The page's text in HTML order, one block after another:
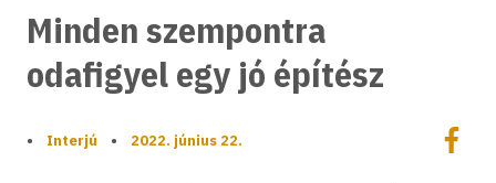
Minden szempontra
odafigyel egy jó építész
• Interjú • 2022. június 22.